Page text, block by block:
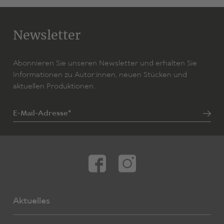
Newsletter
Abonnieren Sie unseren Newsletter und erhalten Sie
Informationen zu Autor:innen, neuen Stücken und
aktuellen Produktionen.
E-Mail-Adresse*
Aktuelles